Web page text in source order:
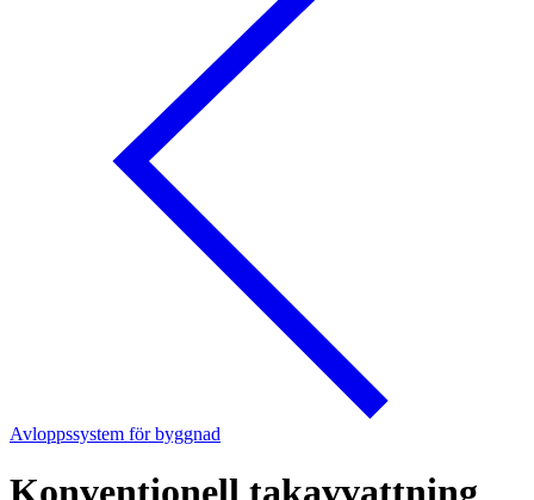
Avloppssystem för byggnad